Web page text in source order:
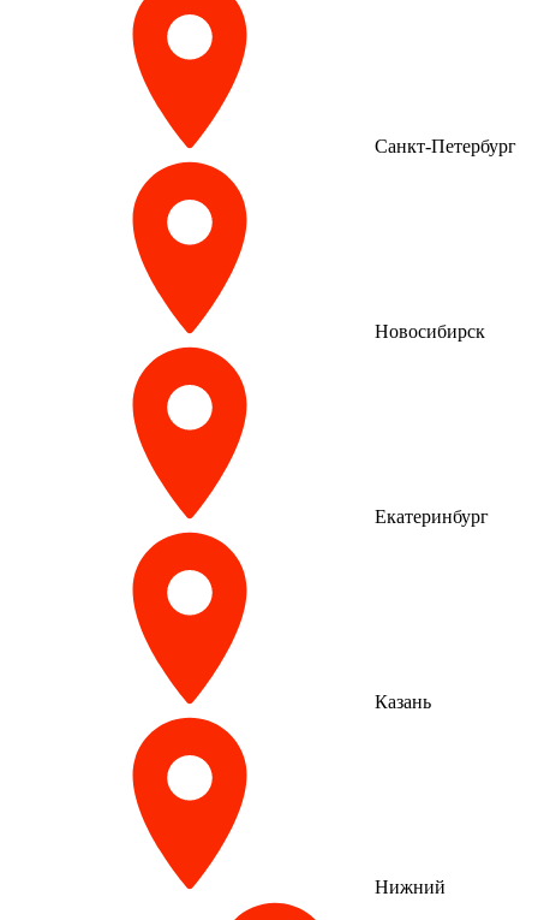
Санкт-Петербург
Новосибирск
Екатеринбург
Казань
Нижний